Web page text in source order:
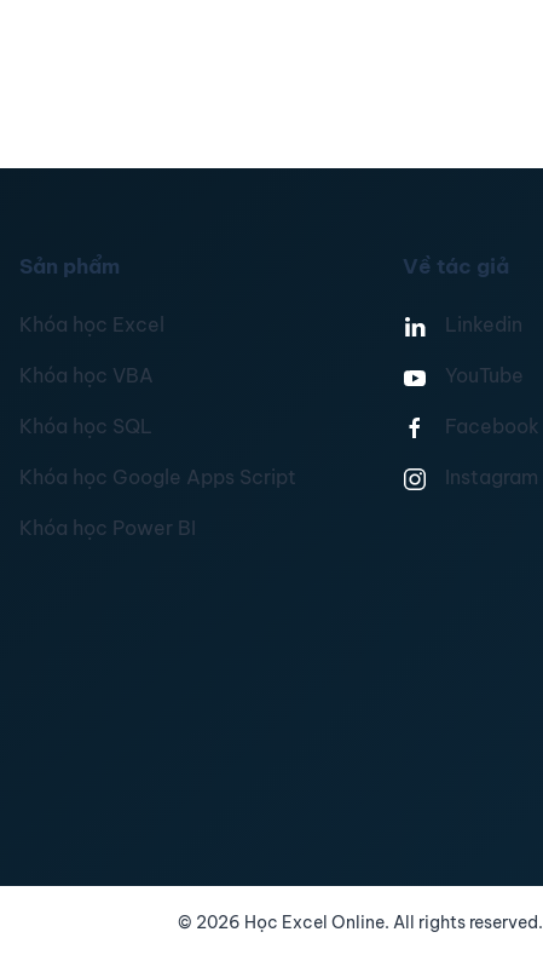
Sản phẩm
Khóa học Excel
Khóa học VBA
Khóa học SQL
Khóa học Google Apps Script
Khóa học Power BI
Về tác giả
Linkedin
YouTube
Facebook
Instagram
© 2026 Học Excel Online. All rights reserved.